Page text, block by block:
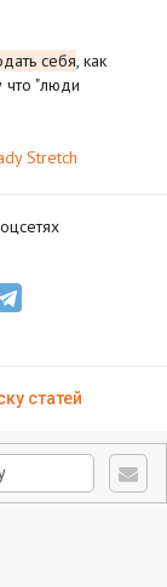
себя, как
что "люди
Stretch
статей